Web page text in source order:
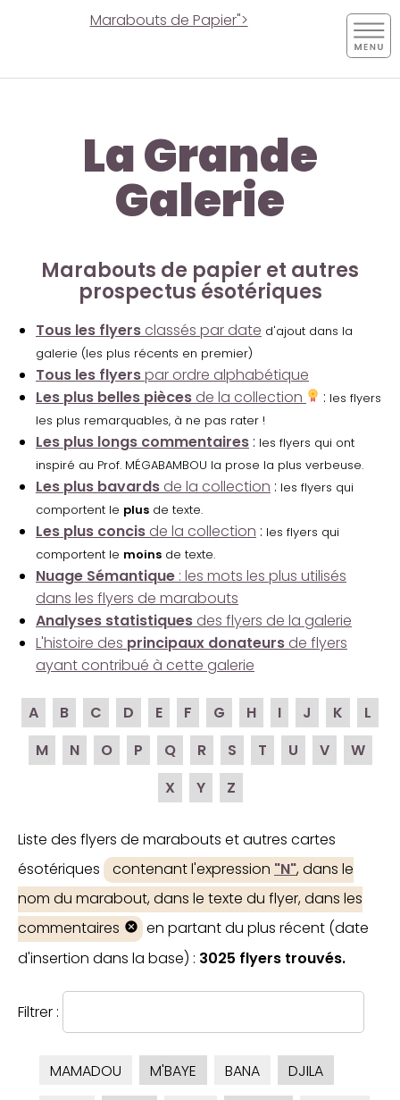
Marabouts de Papier">
La Grande
Galerie
Marabouts de papier et autres
prospectus ésotériques
Tous les flyers classés par date d'ajout dans la
galerie (les plus récents en premier)
Tous les flyerspar ordre alphabétique
Les plus belles pièces de la collection : les flyers
les plus remarquables, à ne pas rater !
Les plus longs commentaires : les flyers qui ont
inspiré au Prof. MÉGABAMBOU la prose la plus verbeuse.
Les plus bavards de la collection : les flyers qui
comportent le plus de texte.
Les plus concis de la collection : les flyers qui
comportent le moins de texte.
Nuage Sémantique : les mots les plus utilisés
dans les flyers de marabouts
Analyses statistiques des flyers de la galerie
L'histoire des principaux donateurs de flyers
ayant contribué à cette galerie
A B C D E F G H I J K
L
M
N O P Q R S T U V
W
X
Y Z
Liste des flyers de marabouts et autres cartes
ésotériques
contenant l'expression "N", dans le
nom du marabout, dans le texte du flyer, dans les
commentaires
en partant du plus récent (date
d'insertion dans la base) : 3025 flyers trouvés.
Filtrer :
MAMADOU M'BAYE BANA
DJILA